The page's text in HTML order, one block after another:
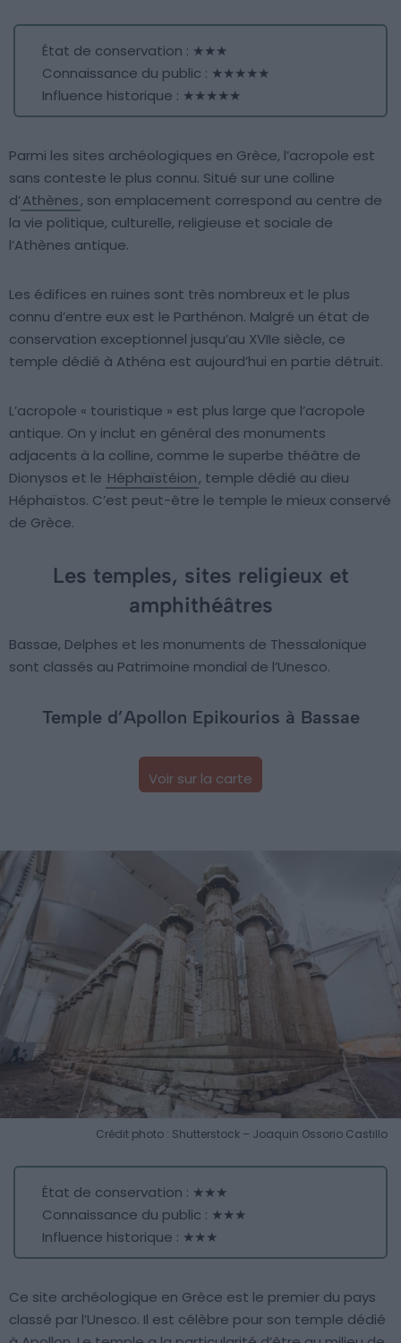
État de conservation : ★★★
Connaissance du public : ★★★★★
Influence historique : ★★★★★
Parmi les sites archéologiques en Grèce, l’acropole est
sans conteste le plus connu. Situé sur une colline
d’Athènes, son emplacement correspond au centre de
la vie politique, culturelle, religieuse et sociale de
l’Athènes antique.
Les édifices en ruines sont très nombreux et le plus
connu d’entre eux est le Parthénon. Malgré un état de
conservation exceptionnel jusqu’au XVIIe siècle, ce
temple dédié à Athéna est aujourd’hui en partie détruit.
L’acropole « touristique » est plus large que l’acropole
antique. On y inclut en général des monuments
adjacents à la colline, comme le superbe théâtre de
Dionysos et le Héphaïstéion, temple dédié au dieu
Héphaïstos. C’est peut-être le temple le mieux conservé
de Grèce.
Les temples, sites religieux et
amphithéâtres
Bassae, Delphes et les monuments de Thessalonique
sont classés au Patrimoine mondial de l’Unesco.
Temple d’Apollon Epikourios à Bassae
Voir sur la carte
Crédit photo : Shutterstock – Joaquin Ossorio Castillo
État de conservation : ★★★
Connaissance du public : ★★★
Influence historique : ★★★
Ce site archéologique en Grèce est le premier du pays
classé par l’Unesco. Il est célèbre pour son temple dédié